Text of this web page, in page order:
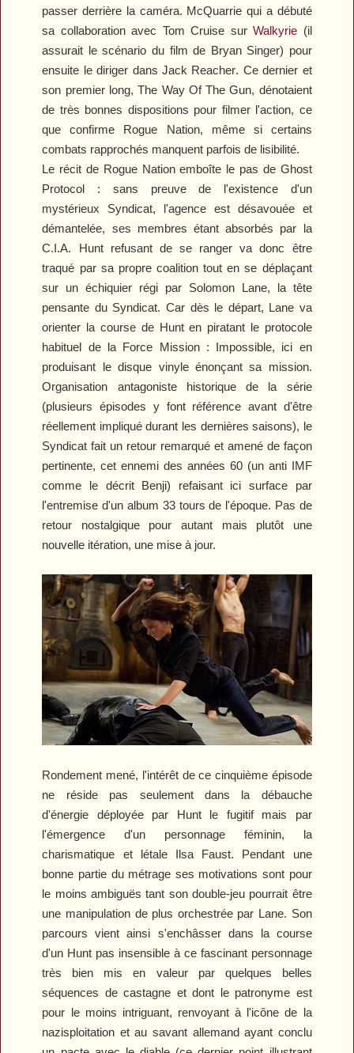
passer derrière la caméra. McQuarrie qui a débuté
sa collaboration avec Tom Cruise surWalkyrie (il
assurait le scénario du film de Bryan Singer) pour
ensuite le diriger dans Jack Reacher. Ce dernier et
son premier long,The Way Of The Gun, dénotaient
de très bonnes dispositions pour filmer l'action, ce
que confirme Rogue Nation, même si certains
combats rapprochés manquent parfois de lisibilité.
Le récit de Rogue Nationemboîte le pas de Ghost
Protocol : sans preuve de l'existence d'un
mystérieux Syndicat, l'agence est désavouée et
démantelée, ses membres étant absorbés par la
C.I.A. Hunt refusant de se ranger va donc être
traqué par sa propre coalition tout en se déplaçant
sur un échiquier régi par Solomon Lane, la tête
pensante du Syndicat. Car dès le départ, Lane va
orienter la course de Hunt en piratant le protocole
habituel de la Force Mission : Impossible, ici en
produisant le disque vinyle énonçant sa mission.
Organisation antagoniste historique de la série
(plusieurs épisodes y font référence avant d'être
réellement impliqué durant les dernières saisons), le
Syndicat fait un retour remarqué et amené de façon
pertinente, cet ennemi des années 60 (un anti IMF
comme le décrit Benji) refaisant ici surface par
l'entremise d'un album 33 tours de l'époque. Pas de
retour nostalgique pour autant mais plutôt une
nouvelle itération, une mise à jour.
Rondement mené, l'intérêt de ce cinquième épisode
ne réside pas seulement dans la débauche
d'énergie déployée par Hunt le fugitif mais par
l'émergence d'un personnage féminin, la
charismatique et létale Ilsa Faust. Pendant une
bonne partie du métrage ses motivations sont pour
le moins ambiguës tant son double-jeu pourrait être
une manipulation de plus orchestrée par Lane. Son
parcours vient ainsi s'enchâsser dans la course
d'un Hunt pas insensible à ce fascinant personnage
très bien mis en valeur par quelques belles
séquences de castagne et dont le patronyme est
pour le moins intriguant, renvoyant à l'icône de la
nazisploitation et au savant allemand ayant conclu